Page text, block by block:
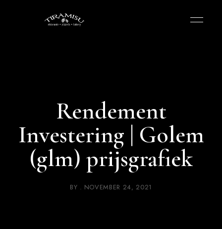
Rendement
Investering | Golem
(glm) prijsgrafiek
BY NOVEMBER 24, 2021